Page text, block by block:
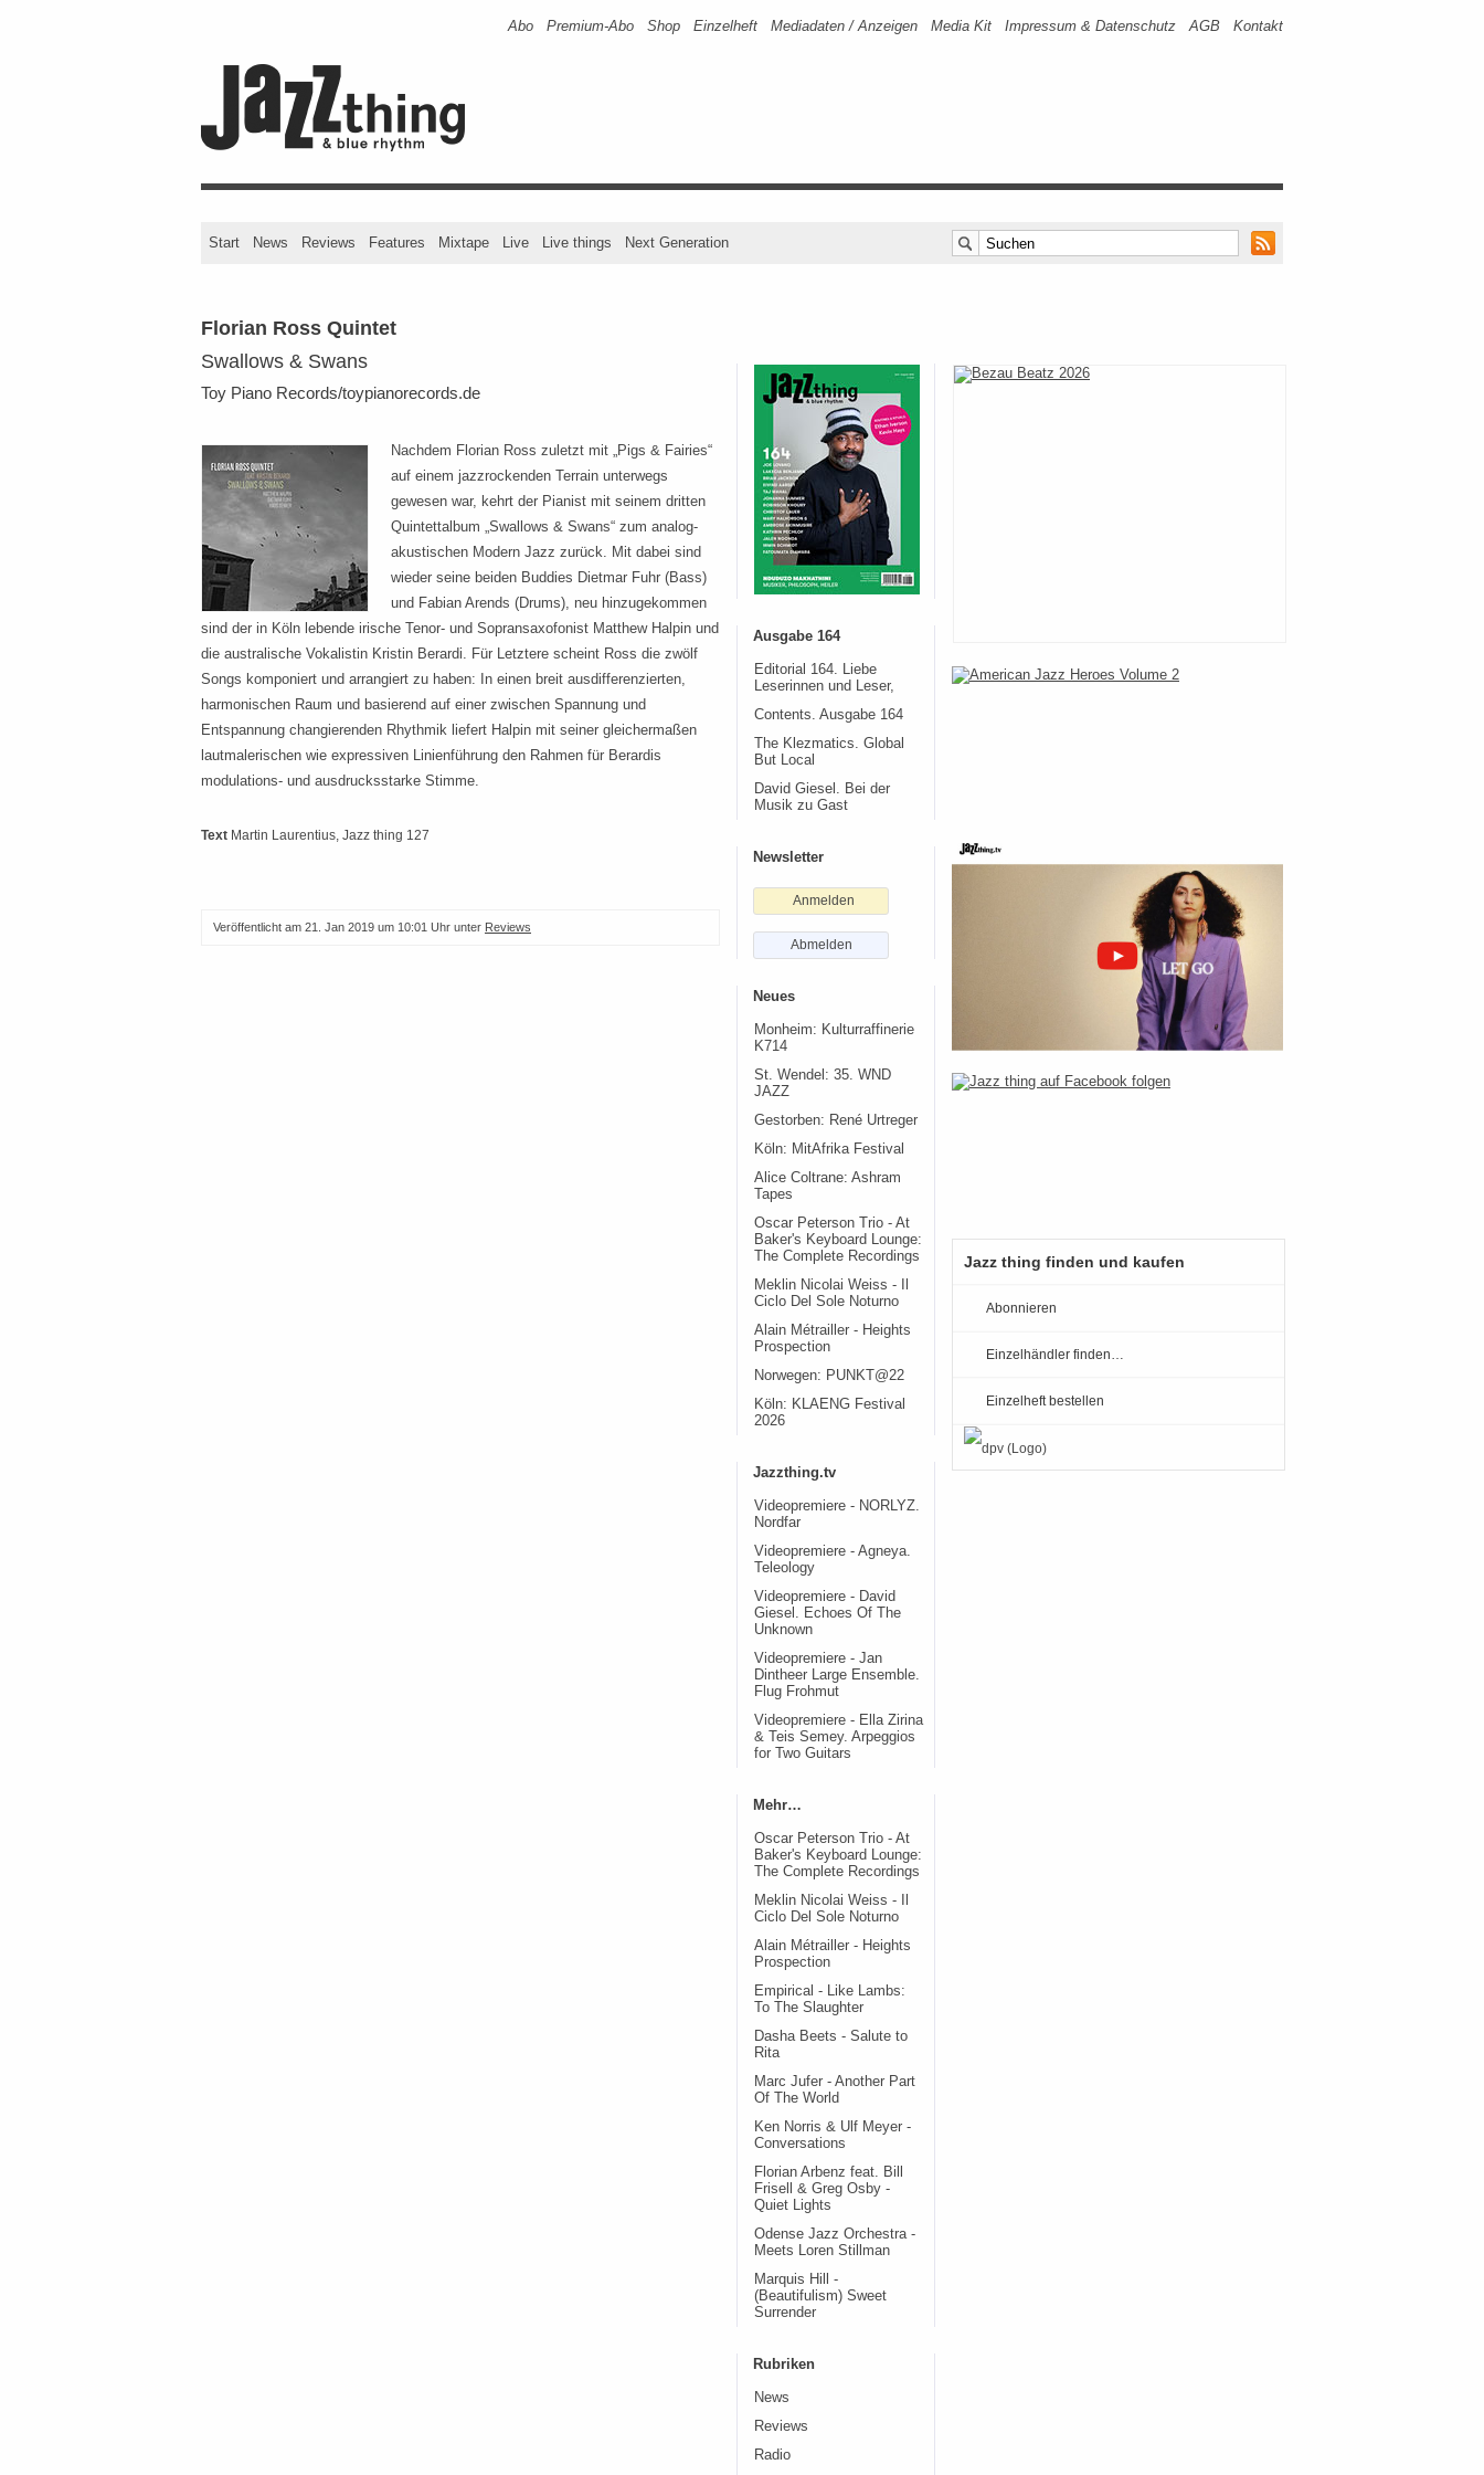
Abo Premium-Abo Shop Einzelheft Mediadaten / Anzeigen Media Kit Impressum & Datenschutz AGB Kontakt
Start News Reviews Features Mixtape Live Live things Next Generation
Florian Ross Quintet
Swallows & Swans
Toy Piano Records/toypianorecords.de
Nachdem Florian Ross zuletzt mit „Pigs & Fairies“
auf einem jazzrockenden Terrain unterwegs
gewesen war, kehrt der Pianist mit seinem dritten
Quintettalbum „Swallows & Swans“ zum analog-
akustischen Modern Jazz zurück. Mit dabei sind
wieder seine beiden Buddies Dietmar Fuhr (Bass)
und Fabian Arends (Drums), neu hinzugekommen
sind der in Köln lebende irische Tenor- und Sopransaxofonist Matthew Halpin und
die australische Vokalistin Kristin Berardi. Für Letztere scheint Ross die zwölf
Songs komponiert und arrangiert zu haben: In einen breit ausdifferenzierten,
harmonischen Raum und basierend auf einer zwischen Spannung und
Entspannung changierenden Rhythmik liefert Halpin mit seiner gleichermaßen
lautmalerischen wie expressiven Linienführung den Rahmen für Berardis
modulations- und ausdrucksstarke Stimme.
Text Martin Laurentius, Jazz thing 127
Veröffentlicht am 21. Jan 2019 um 10:01 Uhr unter Reviews
Ausgabe 164
Editorial 164. Liebe
Leserinnen und Leser,
Contents. Ausgabe 164
The Klezmatics. Global
But Local
David Giesel. Bei der
Musik zu Gast
Newsletter
Anmelden
Abmelden
Neues
Monheim: Kulturraffinerie
K714
St. Wendel: 35. WND
JAZZ
Gestorben: René Urtreger
Köln: MitAfrika Festival
Alice Coltrane: Ashram
Tapes
Oscar Peterson Trio - At
Baker's Keyboard Lounge:
The Complete Recordings
Meklin Nicolai Weiss - Il
Ciclo Del Sole Noturno
Alain Métrailler - Heights
Prospection
Norwegen: PUNKT@22
Köln: KLAENG Festival
2026
Jazzthing.tv
Videopremiere - NORLYZ.
Nordfar
Videopremiere - Agneya.
Teleology
Videopremiere - David
Giesel. Echoes Of The
Unknown
Videopremiere - Jan
Dintheer Large Ensemble.
Flug Frohmut
Videopremiere - Ella Zirina
& Teis Semey. Arpeggios
for Two Guitars
Mehr…
Oscar Peterson Trio - At
Baker's Keyboard Lounge:
The Complete Recordings
Meklin Nicolai Weiss - Il
Ciclo Del Sole Noturno
Alain Métrailler - Heights
Prospection
Empirical - Like Lambs:
To The Slaughter
Dasha Beets - Salute to
Rita
Marc Jufer - Another Part
Of The World
Ken Norris & Ulf Meyer -
Conversations
Florian Arbenz feat. Bill
Frisell & Greg Osby -
Quiet Lights
Odense Jazz Orchestra -
Meets Loren Stillman
Marquis Hill -
(Beautifulism) Sweet
Surrender
Rubriken
News
Reviews
Radio
Jazz thing finden und kaufen
Abonnieren
Einzelhändler finden…
Einzelheft bestellen